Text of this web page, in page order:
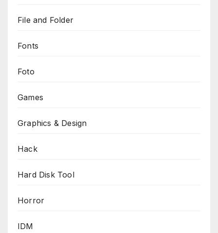
File and Folder
Fonts
Foto
Games
Graphics & Design
Hack
Hard Disk Tool
Horror
IDM